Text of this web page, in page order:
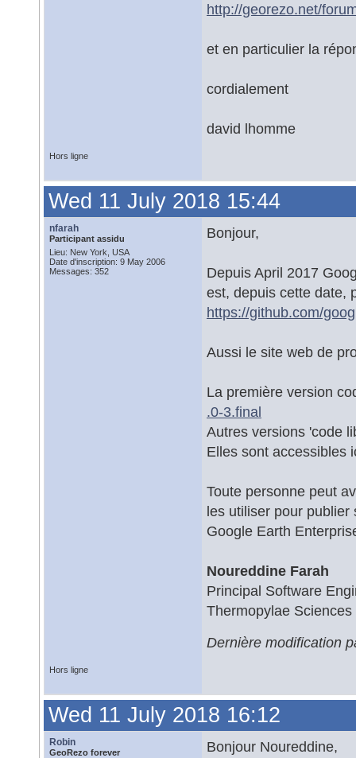
http://georezo.net/
et en particulier la
cordialement
david lhomme
Hors ligne
Wed 11 July 2018 15:44
nfarah
Participant assidu
Lieu: New York, USA
Date d'inscription: 9 May 2006
Messages: 352
Bonjour,
Depuis April 2017
est, depuis cette date,
https://github.com/
Aussi le site web de
La première version
.0-3.final
Autres versions 'code
Elles sont accessibles
Toute personne peut
les utiliser pour
Google Earth
Noureddine Farah
Principal Software
Thermopylae
Dernière modification
Hors ligne
Wed 11 July 2018 16:12
Robin
GeoRezo forever
Bonjour Noureddine,